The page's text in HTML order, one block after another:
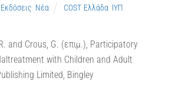
Εκδόσεις Νέα COST, Ελλάδα, ΙΥΠ
and Crous, G. (επιμ.), Participatory
with Children and Adult
Limited, Bingley